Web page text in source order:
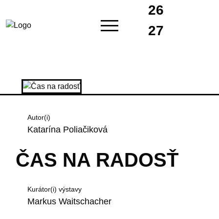
26
27
Autor(i)
Katarína Poliačiková
ČAS NA RADOSŤ
Kurátor(i) výstavy
Markus Waitschacher